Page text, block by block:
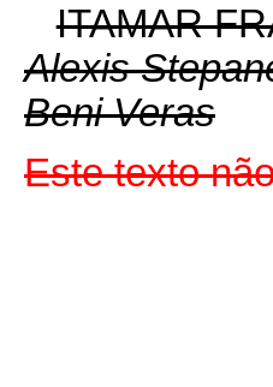
ITAMAR
Alexis
Beni Veras
Este texto